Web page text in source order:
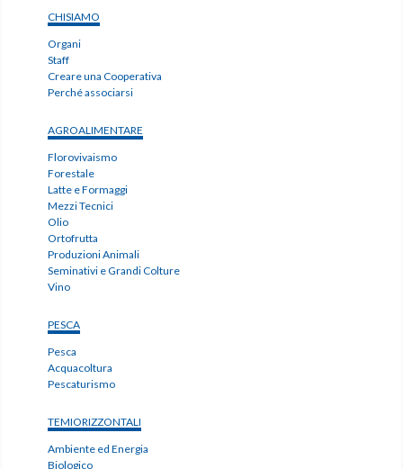
CHISIAMO
Organi
Staff
Creare una Cooperativa
Perché associarsi
AGROALIMENTARE
Florovivaismo
Forestale
Latte e Formaggi
Mezzi Tecnici
Olio
Ortofrutta
Produzioni Animali
Seminativi e Grandi Colture
Vino
PESCA
Pesca
Acquacoltura
Pescaturismo
TEMIORIZZONTALI
Ambiente ed Energia
Biologico